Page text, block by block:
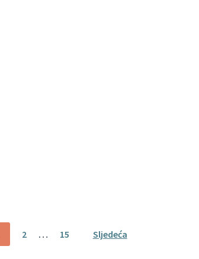
2 … 15 Sljedeća